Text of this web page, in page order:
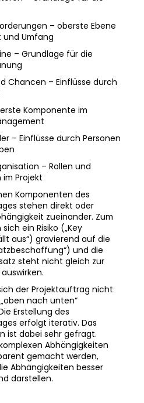
– oberste Ebene
und Umfang
– Grundlage für die
Chancen – Einflüsse durch
Komponente im
– Einflüsse durch Personen
– Rollen und
Projekt
Komponenten des
stehen direkt oder
zueinander. Zum
ein Risiko („Key
aus“) gravierend auf die
und die
steht nicht gleich zur
der Projektauftrag nicht
nach unten“
Erstellung des
erfolgt iterativ. Das
ist dabei sehr gefragt.
Abhängigkeiten
gemacht werden,
Abhängigkeiten besser
darstellen.